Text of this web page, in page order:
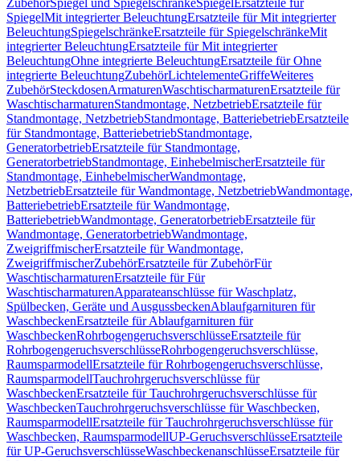
ZubehörSpiegel und SpiegelschränkeSpiegel Ersatzteile für
SpiegelMit integrierter BeleuchtungErsatzteile für Mit integrierter
BeleuchtungSpiegelschränkeErsatzteile für SpiegelschränkeMit
integrierter BeleuchtungErsatzteile für Mit integrierter
BeleuchtungOhne integrierte BeleuchtungErsatzteile für Ohne
integrierte BeleuchtungZubehörLichtelementeGriffeWeiteres
ZubehörSteckdosenArmaturenWaschtischarmaturenErsatzteile für
WaschtischarmaturenStandmontage, NetzbetriebErsatzteile für
Standmontage, NetzbetriebStandmontage, BatteriebetriebErsatzteile
für Standmontage, BatteriebetriebStandmontage,
GeneratorbetriebErsatzteile für Standmontage,
GeneratorbetriebStandmontage, EinhebelmischerErsatzteile für
Standmontage, EinhebelmischerWandmontage,
NetzbetriebErsatzteile für Wandmontage, NetzbetriebWandmontage,
BatteriebetriebErsatzteile für Wandmontage,
BatteriebetriebWandmontage, GeneratorbetriebErsatzteile für
Wandmontage, GeneratorbetriebWandmontage,
ZweigriffmischerErsatzteile für Wandmontage,
ZweigriffmischerZubehörErsatzteile für ZubehörFür
WaschtischarmaturenErsatzteile für Für
WaschtischarmaturenApparateanschlüsse für Waschplatz,
Spülbecken, Geräte und AusgussbeckenAblaufgarnituren für
WaschbeckenErsatzteile für Ablaufgarnituren für
WaschbeckenRohrbogengeruchsverschlüsseErsatzteile für
RohrbogengeruchsverschlüsseRohrbogengeruchsverschlüsse,
RaumsparmodellErsatzteile für Rohrbogengeruchsverschlüsse,
RaumsparmodellTauchrohrgeruchsverschlüsse für
WaschbeckenErsatzteile für Tauchrohrgeruchsverschlüsse für
WaschbeckenTauchrohrgeruchsverschlüsse für Waschbecken,
RaumsparmodellErsatzteile für Tauchrohrgeruchsverschlüsse für
Waschbecken, RaumsparmodellUP-GeruchsverschlüsseErsatzteile
für UP-GeruchsverschlüsseWaschbeckenanschlüsseErsatzteile für